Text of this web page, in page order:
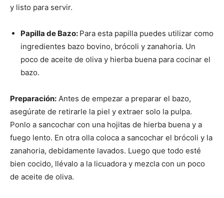
y listo para servir.
Papilla de Bazo: Para esta papilla puedes utilizar como
ingredientes bazo bovino, brócoli y zanahoria. Un
poco de aceite de oliva y hierba buena para cocinar el
bazo.
Preparación: Antes de empezar a preparar el bazo,
asegúrate de retirarle la piel y extraer solo la pulpa.
Ponlo a sancochar con una hojitas de hierba buena y a
fuego lento. En otra olla coloca a sancochar el brócoli y la
zanahoria, debidamente lavados. Luego que todo esté
bien cocido, llévalo a la licuadora y mezcla con un poco
de aceite de oliva.